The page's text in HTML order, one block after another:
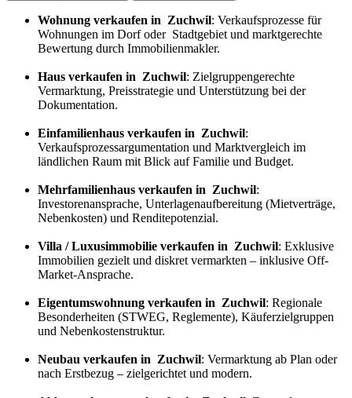
Wohnung verkaufen in Zuchwil: Verkaufsprozesse für
Wohnungen im Dorf oder Stadtgebiet und marktgerechte
Bewertung durch Immobilienmakler.
Haus verkaufen in Zuchwil: Zielgruppengerechte
Vermarktung, Preisstrategie und Unterstützung bei der
Dokumentation.
Einfamilienhaus verkaufen in Zuchwil:
Verkaufsprozessargumentation und Marktvergleich im
ländlichen Raum mit Blick auf Familie und Budget.
Mehrfamilienhaus verkaufen in Zuchwil:
Investorenansprache, Unterlagenaufbereitung (Mietverträge,
Nebenkosten) und Renditepotenzial.
Villa / Luxusimmobilie verkaufen in Zuchwil: Exklusive
Immobilien gezielt und diskret vermarkten – inklusive Off-
Market-Ansprache.
Eigentumswohnung verkaufen in Zuchwil: Regionale
Besonderheiten (STWEG, Reglemente), Käuferzielgruppen
und Nebenkostenstruktur.
Neubau verkaufen in Zuchwil: Vermarktung ab Plan oder
nach Erstbezug – zielgerichtet und modern.